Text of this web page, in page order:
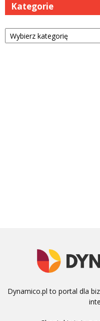
Kategorie
Kategorie
Dynamico.pl to portal dla